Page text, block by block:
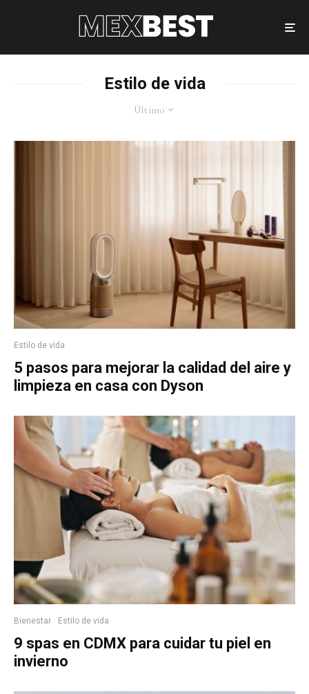
Estilo de vida
Último
Estilo de vida
5 pasos para mejorar la calidad del aire y
limpieza en casa con Dyson
Bienestar Estilo de vida
9 spas en CDMX para cuidar tu piel en
invierno